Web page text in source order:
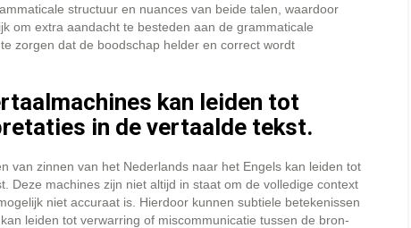
structuur en nuances van beide talen, waardoor
om extra aandacht te besteden aan de grammaticale
zorgen dat de boodschap helder en correct wordt
kan leiden tot
in de vertaalde tekst.
van zinnen van het Nederlands naar het Engels kan leiden tot
Deze machines zijn niet altijd in staat om de volledige context
niet accuraat is. Hierdoor kunnen subtiele betekenissen
leiden tot verwarring of miscommunicatie tussen de bron-